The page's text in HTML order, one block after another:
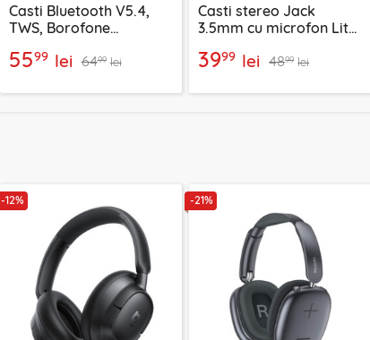
Casti Bluetooth V5.4,
TWS, Borofone
5599 lei 6499 lei
Casti stereo Jack
3.5mm cu microfon Lito
3999 lei 4899 lei
-12% -21%